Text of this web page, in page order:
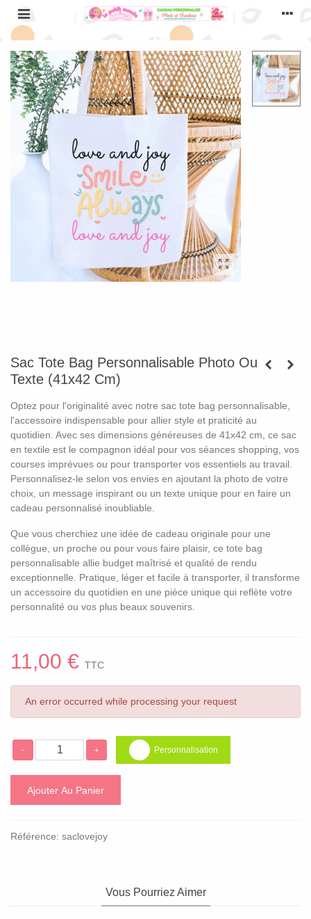
Sac Tote Bag Personnalisable Photo Ou
Texte (41x42 Cm)
Optez pour l'originalité avec notre sac tote bag personnalisable,
l'accessoire indispensable pour allier style et praticité au
quotidien. Avec ses dimensions généreuses de 41x42 cm, ce sac
en textile est le compagnon idéal pour vos séances shopping, vos
courses imprévues ou pour transporter vos essentiels au travail.
Personnalisez-le selon vos envies en ajoutant la photo de votre
choix, un message inspirant ou un texte unique pour en faire un
cadeau personnalisé inoubliable.
Que vous cherchiez une idée de cadeau originale pour une
collègue, un proche ou pour vous faire plaisir, ce tote bag
personnalisable allie budget maîtrisé et qualité de rendu
exceptionnelle. Pratique, léger et facile à transporter, il transforme
un accessoire du quotidien en une pièce unique qui reflète votre
personnalité ou vos plus beaux souvenirs.
11,00 € TTC
An error occurred while processing your request
- + Personnalisation
Ajouter Au Panier
Référence: saclovejoy
Vous Pourriez Aimer